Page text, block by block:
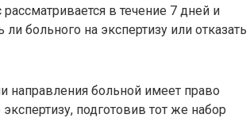
в течение 7 дней и
больного на экспертизу или отказать
направления больной имеет право
подготовив тот же набор